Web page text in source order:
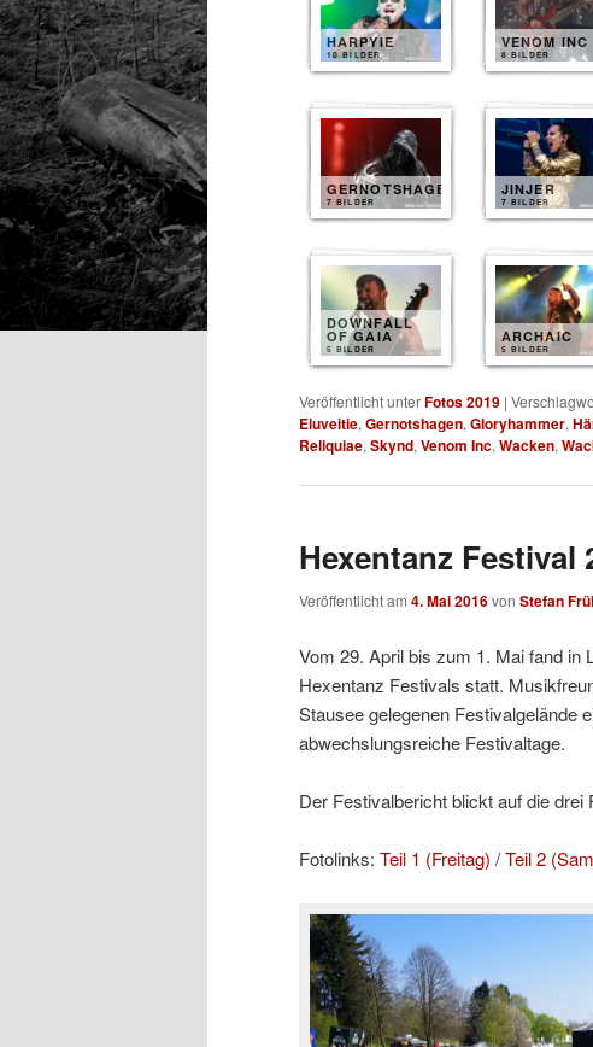
HARPYIE
10 BILDER
VENOM INC
8 BILDER
GERNOTSHAGEN
7 BILDER
JINJER
7 BILDER
DOWNFALL
OF GAIA
5 BILDER
ARCHAIC
5 BILDER
Veröffentlicht unterFotos 2019 |
Eluveitie, Gernotshagen, Gloryhammer,
Reliquiae, Skynd, Venom Inc, Wacken,
Hexentanz Festival
Veröffentlicht am 4. Mai 2016von Stefan
Vom 29. April bis zum 1. Mai fand in
Hexentanz Festivals statt.
Stausee gelegenen Festivalgelände
abwechslungsreiche Festivaltage.
Der Festivalbericht blickt auf die
Fotolinks: Teil 1 (Freitag) /Teil 2